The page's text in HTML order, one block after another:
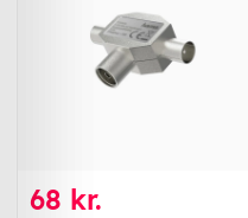
68 kr.